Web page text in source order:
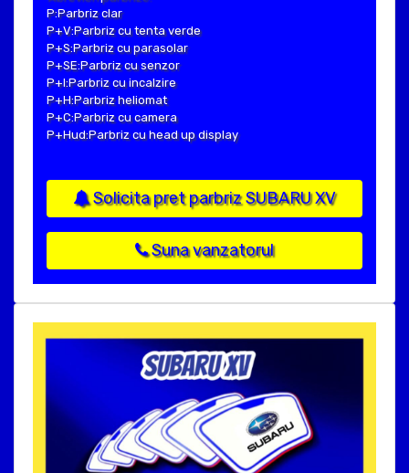
P:Parbriz clar
P+V:Parbriz cu tenta verde
P+S:Parbriz cu parasolar
P+SE:Parbriz cu senzor
P+I:Parbriz cu incalzire
P+H:Parbriz heliomat
P+C:Parbriz cu camera
P+Hud:Parbriz cu head up display
Solicita pret parbriz SUBARU XV
Suna vanzatorul